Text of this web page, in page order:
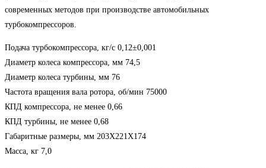
современных методов при производстве автомобильных
турбокомпрессоров.
Подача турбокомпрессора, кг/с 0,12±0,001
Диаметр колеса компрессора, мм 74,5
Диаметр колеса турбины, мм 76
Частота вращения вала ротора, об/мин 75000
КПД компрессора, не менее 0,66
КПД турбины, не менее 0,68
Габаритные размеры, мм 203X221X174
Масса, кг 7,0